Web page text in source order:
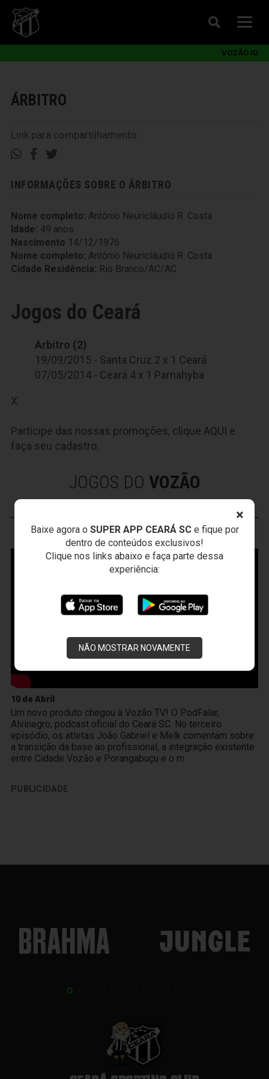
×
Baixe agora o SUPER APP CEARÁ SCe fique por
dentro de conteúdos exclusivos!
Clique nos links abaixo e faça parte dessa
experiência:
NÃO MOSTRAR NOVAMENTE
VOZÃO ID
ÁRBITRO
Link para compartilhamento:
INFORMAÇÕES SOBRE O ÁRBITRO
Nome completo: Antônio Neuricláudio R. Costa
Idade: 49 anos
Nascimento 14/12/1976
Nome completo: Antônio Neuricláudio R. Costa
Cidade Residência: Rio Branco/AC/AC
Jogos do Ceará
Arbitro (2)
19/09/2015 - Santa Cruz 2 x 1 Ceará
07/05/2014 - Ceará 4 x 1 Parnahyba
X
Participe das nossas promoções, clique AQUI e
faça seu cadastro.
JOGOS DO VOZÃO
VOZÃO TV
10 de Abril
Um novo produto chegou à Vozão TV! O PodFalar,
Alvinegro, podcast oficial do Ceará SC. No terceiro
episódio, os atletas João Gabriel e Melk comentam sobre
a transição da base ao profissional, a integração existente
entre Cidade Vozão e Porangabuçu e o m
PUBLICIDADE